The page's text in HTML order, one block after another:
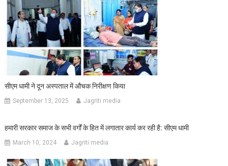
सीएम धामी ने दून अस्पताल में औचक निरीक्षण किया
September 13, 2025 Jagriti media
हमारी सरकार समाज के सभी वर्गों के हित में लगातार कार्य कर रही है: सीएम धामी
March 10, 2024 Jagriti media